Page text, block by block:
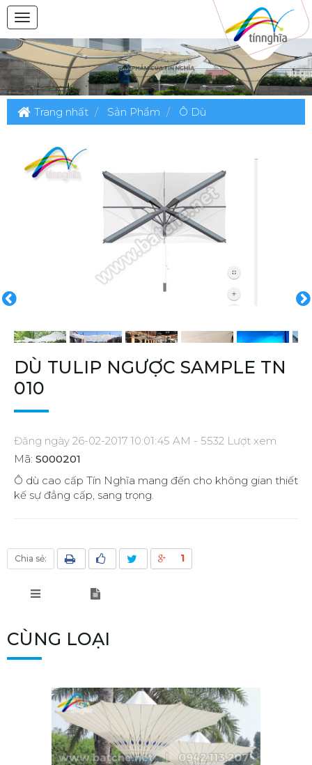
Trang nhất Sản Phẩm Ô Dù
DÙ TULIP NGƯỢC SAMPLE TN
010
Đăng ngày 26-02-2017 10:01:45 AM - 5532 Lượt xem
Mã: S000201
Ô dù cao cấp Tín Nghĩa mang đến cho không gian thiết
kế sự đẳng cấp, sang trọng.
Chia sẻ: 1
CÙNG LOẠI